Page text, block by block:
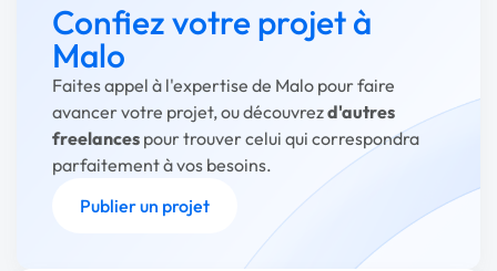
Confiez votre projet à
Malo
Faites appel à l'expertise de Malo pour faire
avancer votre projet, ou découvrezd'autres
freelances pour trouver celui qui correspondra
parfaitement à vos besoins.
Publier un projet